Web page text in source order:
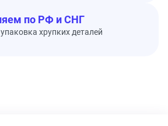
по РФ и СНГ
хрупких деталей